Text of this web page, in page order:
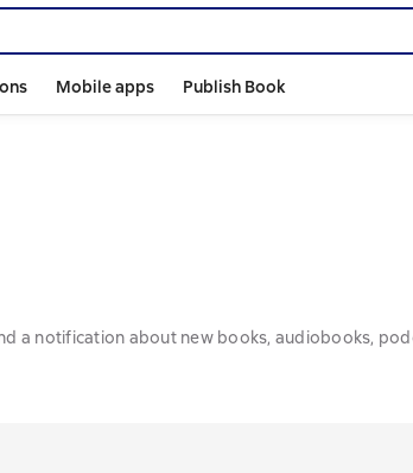
Mobile apps Publish Book
a notification about new books, audiobooks,